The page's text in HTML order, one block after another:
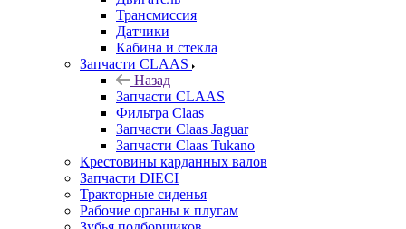
Трансмиссия
Датчики
Кабина и стекла
Запчасти CLAAS
Назад
Запчасти CLAAS
Фильтра Claas
Запчасти Claas Jaguar
Запчасти Claas Tukano
Крестовины карданных валов
Запчасти DIECI
Тракторные сиденья
Рабочие органы к плугам